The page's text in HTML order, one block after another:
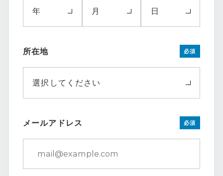
年 月 日
所在地 必須
選択してください
メールアドレス 必須